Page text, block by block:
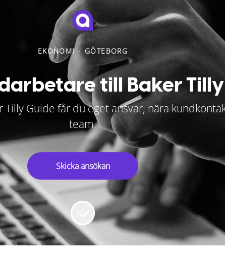
EKONOMI · GÖTEBORG
till Baker
Guide får du eget ansvar, nära
team.
Skicka ansökan